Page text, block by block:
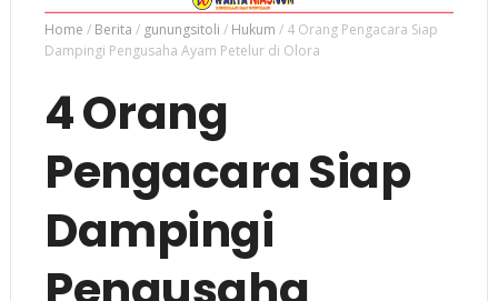
Home / Berita / gunungsitoli / Hukum / 4 Orang Pengacara Siap
Dampingi Pengusaha Ayam Petelur di Olora
4 Orang
Pengacara Siap
Dampingi